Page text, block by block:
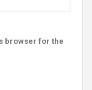
browser for the